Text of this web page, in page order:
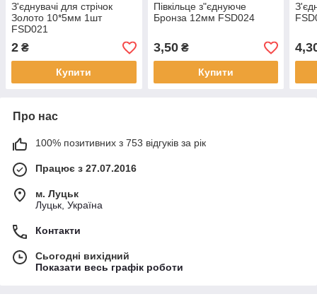
З'єднувачі для стрічок
Золото 10*5мм 1шт
FSD021
2 ₴
Купити
Півкільце з"єднуюче
Бронза 12мм FSD024
3,50₴
Купити
Про нас
100% позитивних з 753 відгуків за рік
Працює з 27.07.2016
м. Луцьк
Луцьк, Україна
Контакти
Сьогодні вихідний
Показати весь графік роботи